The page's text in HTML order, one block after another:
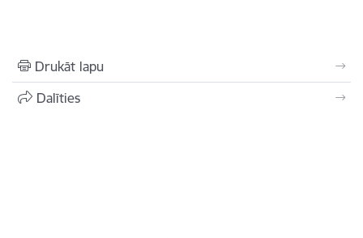
Drukāt lapu
Dalīties